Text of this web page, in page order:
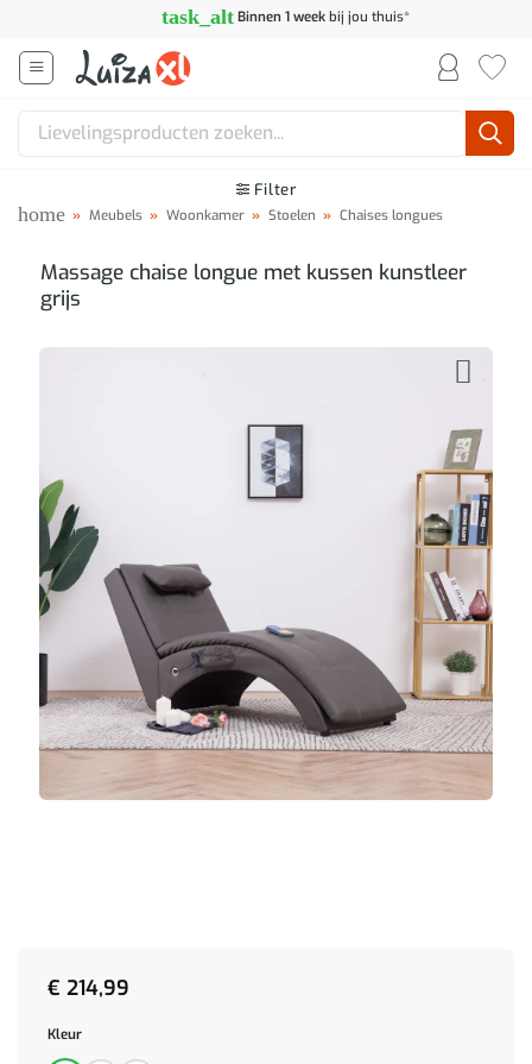
inhoud
task_alt Binnen 1 weekbij jou thuis*
Zoeken
Filter
home » Meubels » Woonkamer » Stoelen » Chaises longues
Massage chaise longue met kussen kunstleer
grijs
€ 214,99
Kleur